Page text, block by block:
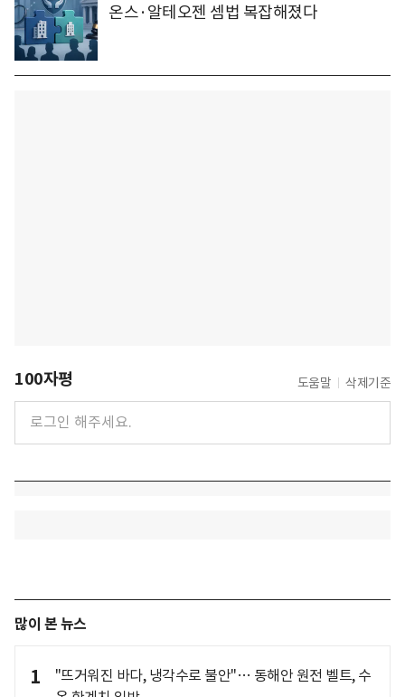
온스·알테오젠 셈법 복잡해졌다
100자평 도움말 삭제기준
많이 본 뉴스
1
"뜨거워진 바다, 냉각수로 불안"… 동해안 원전 벨트, 수